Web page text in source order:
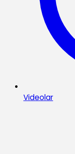
Videolar